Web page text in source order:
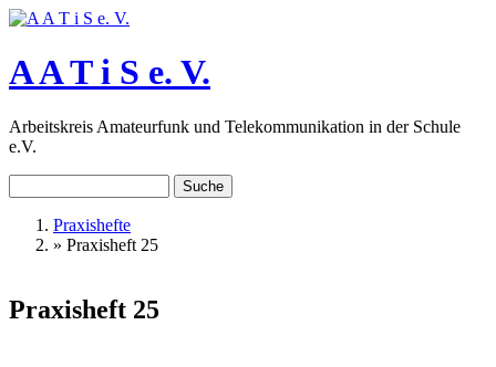
Direkt zum Inhalt
A A T i S e. V.
Arbeitskreis Amateurfunk und Telekommunikation in der Schule
e.V.
Sie sind hier
Praxishefte
» Praxisheft 25
Praxisheft 25